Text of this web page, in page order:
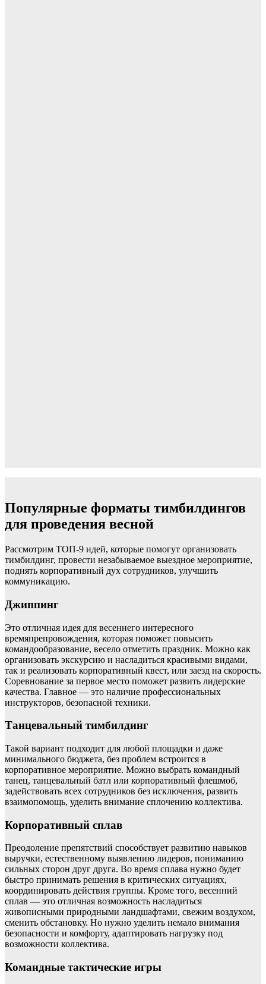
Популярные форматы тимбилдингов
для проведения весной
Рассмотрим ТОП-9 идей, которые помогут организовать
тимбилдинг, провести незабываемое выездное мероприятие,
поднять корпоративный дух сотрудников, улучшить
коммуникацию.
Джиппинг
Это отличная идея для весеннего интересного
времяпрепровождения, которая поможет повысить
командообразование, весело отметить праздник. Можно как
организовать экскурсию и насладиться красивыми видами,
так и реализовать корпоративный квест, или заезд на скорость.
Соревнование за первое место поможет развить лидерские
качества. Главное — это наличие профессиональных
инструкторов, безопасной техники.
Танцевальный тимбилдинг
Такой вариант подходит для любой площадки и даже
минимального бюджета, без проблем встроится в
корпоративное мероприятие. Можно выбрать командный
танец, танцевальный батл или корпоративный флешмоб,
задействовать всех сотрудников без исключения, развить
взаимопомощь, уделить внимание сплочению коллектива.
Корпоративный сплав
Преодоление препятствий способствует развитию навыков
выручки, естественному выявлению лидеров, пониманию
сильных сторон друг друга. Во время сплава нужно будет
быстро принимать решения в критических ситуациях,
координировать действия группы. Кроме того, весенний
сплав — это отличная возможность насладиться
живописными природными ландшафтами, свежим воздухом,
сменить обстановку. Но нужно уделить немало внимания
безопасности и комфорту, адаптировать нагрузку под
возможности коллектива.
Командные тактические игры